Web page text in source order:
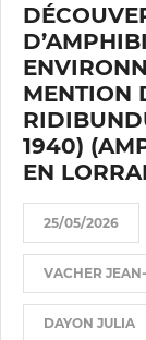
MENTION
1940)
EN
25/05/2026
VACHER
DAYON JULIA